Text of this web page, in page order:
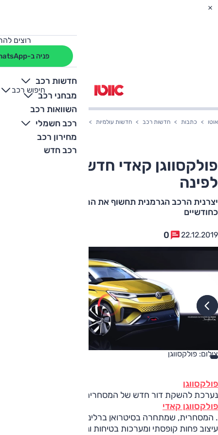
רוצים
פניה ב-WhatsApp
חדשות רכב
מבחני רכב
השוואות רכב
רכב חשמלי
מחירון רכב
רכב חדש
חיפוש רכב
+
-
אוטו כתבות חדשות רכב חדשות עולמיות פולקסווגן קאדי חדשה מעבר לפינה
פולקסווגן קאדי חדשה מעבר
לפינה
יצרנית הרכב הגרמנית תחשוף את המסחרית החדשה בעוד
כחודשיים
22.12.2019
0
צילום: פולקסווגן
פולקסווגן
נערכת להשקת דור חדש של המסחרית הקומפקטית,
פולקסווגן קאדי
. המסחרית, שמתחרה בסיטרואן ברלינגו ורנו קנגו, צפויה להציע
עיצוב פחות קופסתי ומערכות בטיחות ונוחות חדשות.